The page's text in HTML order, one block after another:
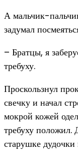
А мальчик-
задумал
– Братцы, я
требуху.
Проскользнул
свечку и начал
мокрой кожей
требуху положил.
старушке дудочки